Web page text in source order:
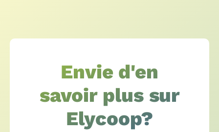
Envie d'en
savoir plus sur
Elycoop?